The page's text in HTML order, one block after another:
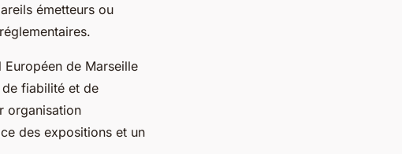
émetteurs ou
Européen de Marseille
fiabilité et de
organisation
des expositions et un